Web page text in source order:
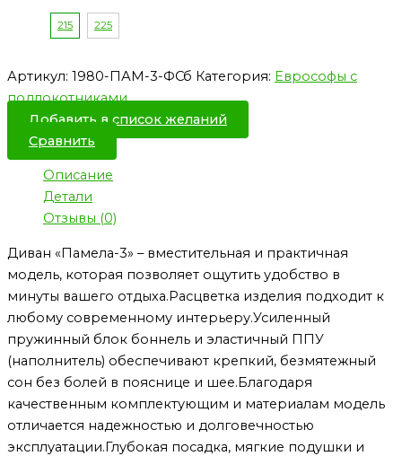
215 225
Артикул: 1980-ПАМ-3-ФСб Категория: Еврософы с
подлокотниками
Добавить в список желаний
Сравнить
Описание
Детали
Отзывы (0)
Диван «Памела-3» – вместительная и практичная
модель, которая позволяет ощутить удобство в
минуты вашего отдыха.Расцветка изделия подходит к
любому современному интерьеру.Усиленный
пружинный блок боннель и эластичный ППУ
(наполнитель) обеспечивают крепкий, безмятежный
сон без болей в пояснице и шее.Благодаря
качественным комплектующим и материалам модель
отличается надежностью и долговечностью
эксплуатации.Глубокая посадка, мягкие подушки и